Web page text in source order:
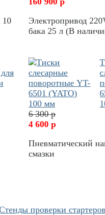
10
Электропривод
бака 25 л (В
6 300 р
4 600 р
Пневматический
смазки
проверки